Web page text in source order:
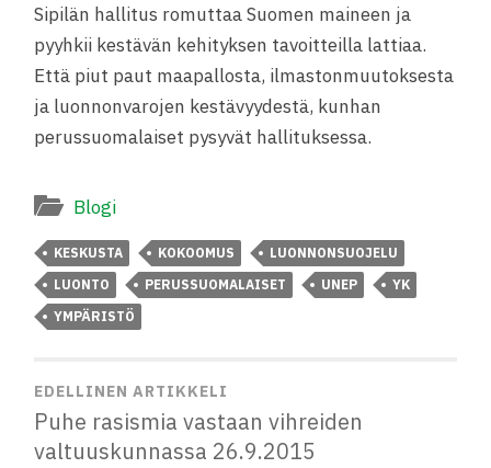
Sipilän hallitus romuttaa Suomen maineen ja
pyyhkii kestävän kehityksen tavoitteilla lattiaa.
Että piut paut maapallosta, ilmastonmuutoksesta
ja luonnonvarojen kestävyydestä, kunhan
perussuomalaiset pysyvät hallituksessa.
Blogi
KESKUSTA KOKOOMUS
LUONNONSUOJELU
LUONTO
PERUSSUOMALAISET UNEP
YK
YMPÄRISTÖ
EDELLINEN ARTIKKELI
Puhe rasismia vastaan vihreiden
valtuuskunnassa 26.9.2015